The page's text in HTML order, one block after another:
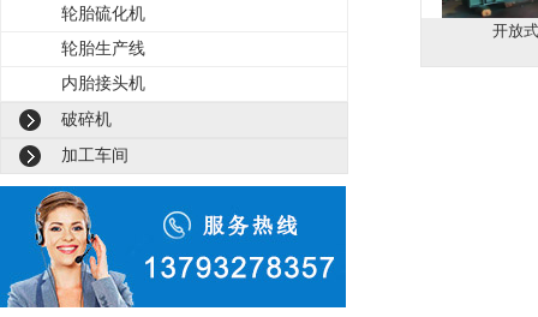
轮胎硫化机
轮胎生产线
内胎接头机
破碎机
加工车间
开放